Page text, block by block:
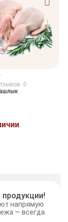
0
продукции!
напрямую
— всегда